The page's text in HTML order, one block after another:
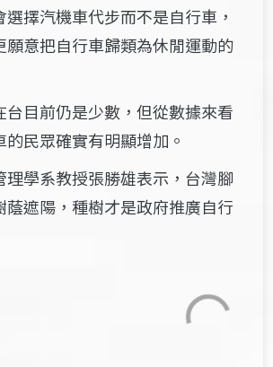
擇汽機車代步而不是自行車，
願意把自行車歸類為休閒運動的
台目前仍是少數，但從數據來看
民眾確實有明顯增加。
理學系教授張勝雄表示，台灣腳
蔭遮陽，種樹才是政府推廣自行